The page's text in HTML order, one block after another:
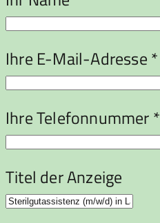
Ihre E-Mail-Adresse *
Ihre Telefonnummer *
Titel der Anzeige